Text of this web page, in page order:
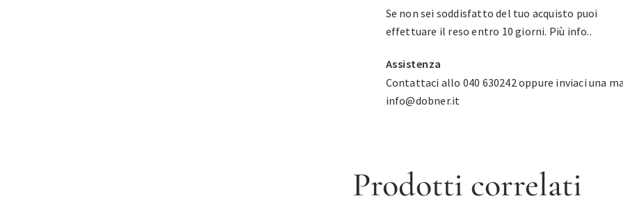
Se non sei soddisfatto del tuo acquisto puoi
effettuare il reso entro 10 giorni. Più info..
Assistenza
Contattaci allo 040 630242 oppure inviaci una
info@dobner.it
Prodotti correlati